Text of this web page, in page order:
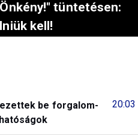
tüntetésen:
kell!
20:03
be forgalom-